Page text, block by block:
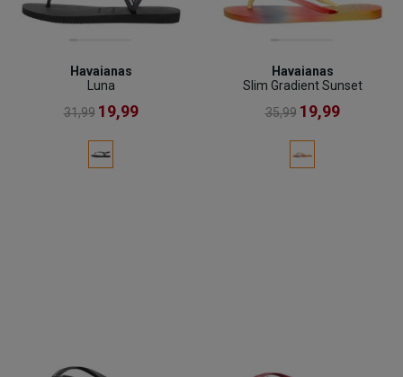
Havaianas
Luna
31,99 19,99
Havaianas
Slim Gradient Sunset
35,99 19,99